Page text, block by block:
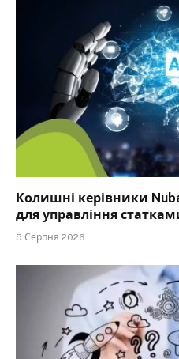
Колишні керівники
для управління
5 Серпня 2026